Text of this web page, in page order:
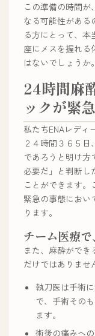
この準備の時間
なる可能性がある
る方にとって、
座にメスを握れる
はないでしょうか。
24時間麻
ックが緊
私たちENAレディ
２４時間３６５
であろうと明け
必要だ」と判断し
ことができます。
緊急の事態におい
ります。
チーム医療
また、麻酔がで
だけではありませ
執刀医は手術
で、手術その
ます。
術後の痛みへ